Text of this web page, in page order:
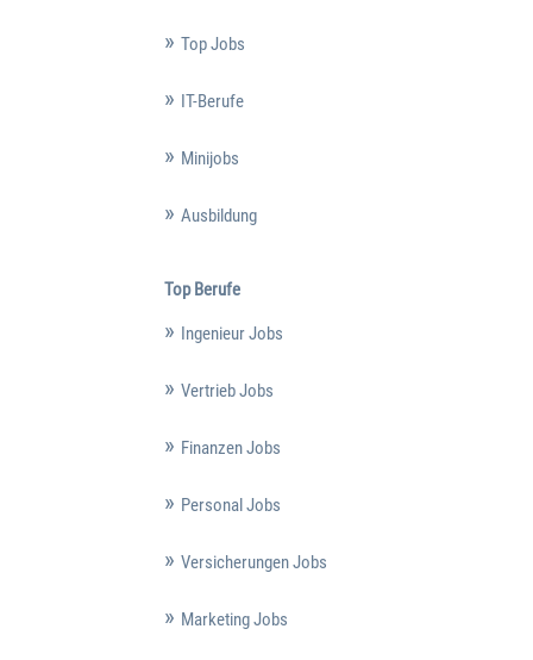
Top Jobs
IT-Berufe
Minijobs
Ausbildung
Top Berufe
Ingenieur Jobs
Vertrieb Jobs
Finanzen Jobs
Personal Jobs
Versicherungen Jobs
Marketing Jobs